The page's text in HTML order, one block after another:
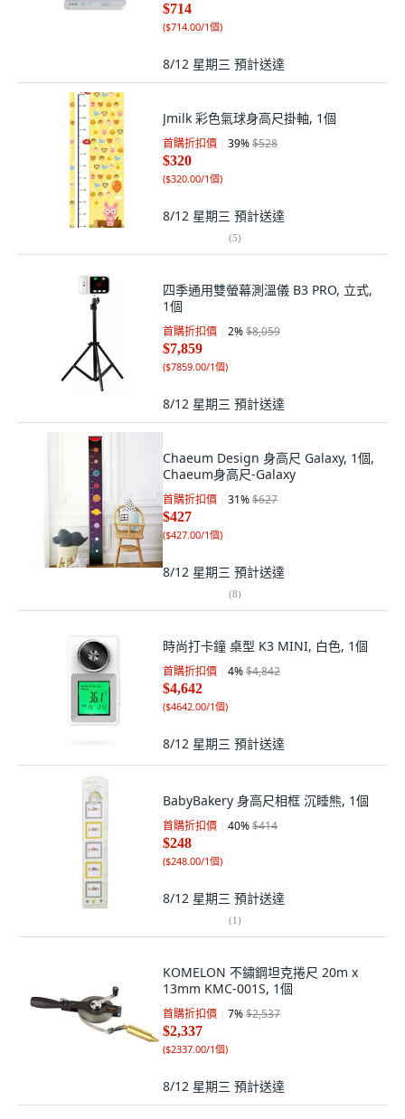
$714
($714.00/1個)
8/12 星期三 預計送達
Jmilk 彩色氣球身高尺掛軸, 1個
首購折扣價 39%$528
$320
($320.00/1個)
8/12 星期三 預計送達
(5)
四季通用雙螢幕測溫儀 B3 PRO, 立式,
1個
首購折扣價 2%$8,059
$7,859
($7859.00/1個)
8/12 星期三 預計送達
Chaeum Design 身高尺 Galaxy, 1個,
Chaeum身高尺-Galaxy
首購折扣價 31%$627
$427
($427.00/1個)
8/12 星期三 預計送達
(8)
時尚打卡鐘 桌型 K3 MINI, 白色, 1個
首購折扣價 4%$4,842
$4,642
($4642.00/1個)
8/12 星期三 預計送達
BabyBakery 身高尺相框 沉睡熊, 1個
首購折扣價 40%$414
$248
($248.00/1個)
8/12 星期三 預計送達
(1)
KOMELON 不鏽鋼坦克捲尺 20m x
13mm KMC-001S, 1個
首購折扣價 7%$2,537
$2,337
($2337.00/1個)
8/12 星期三 預計送達